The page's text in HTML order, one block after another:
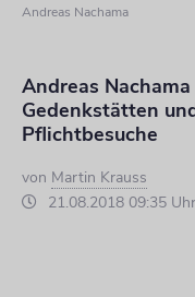
Andreas Nachama
Andreas
Gedenkstätten
Pflichtbesuche
von Martin Krauss
21.08.2018 09:35 Uhr